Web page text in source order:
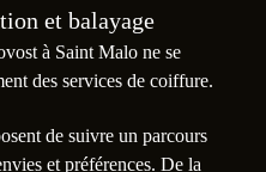
et balayage
à Saint Malo ne se
des services de coiffure.
de suivre un parcours
et préférences. De la